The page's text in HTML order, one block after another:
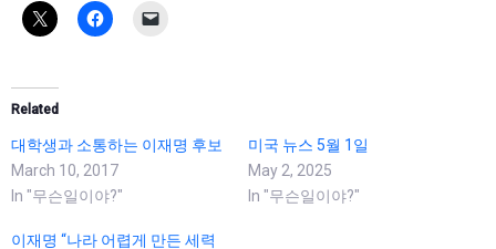
Related
대학생과 소통하는 이재명 후보
March 10, 2017
In "무슨일이야?"
미국 뉴스 5월 1일
May 2, 2025
In "무슨일이야?"
이재명 “나라 어렵게 만든 세력